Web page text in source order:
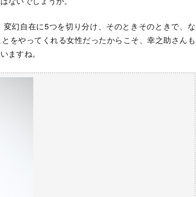
幻自在に5つを切り分け、そのときそのときで、な
をやってくれる女性だったからこそ、幸之助さんも
ますね。